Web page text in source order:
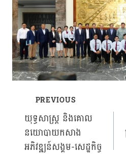
Post
PREVIOUS
យុទ្ធសាស្រ្ត​ និងគោល
នយោបាយកសាង
អភិវឌ្ឍន៍សង្គម-សេដ្ឋកិច្ច